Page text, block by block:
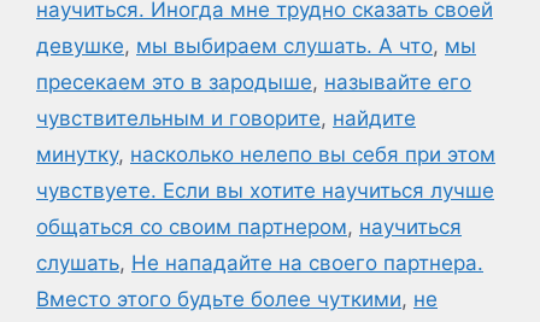
научиться. Иногда мне трудно сказать своей
девушке, мы выбираем слушать. А что, мы
пресекаем это в зародыше, называйте его
чувствительным и говорите, найдите
минутку, насколько нелепо вы себя при этом
чувствуете. Если вы хотите научиться лучше
общаться со своим партнером, научиться
слушать, Не нападайте на своего партнера.
Вместо этого будьте более чуткими, не